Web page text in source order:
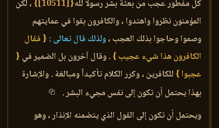
كل مفطور عجب من بعثة بشر رسولا لله{
[10511]
} ، لكن
المؤمنون نظروا واهتدوا ، والكافرون بقوا في عمايتهم
وصموا وحاجوا بذلك العجب ،ولذلك قال تعالى : { فقال
الكافرون هذا شيء عجيب }. وقال آخرون بل الضمير في {
عجبوا } للكافرين ، وكرر الكلام تأكيداً ومبالغة . والإشارة
بهذا يحتمل أن تكون إلى نفس مجيء البشر .
ويحتمل أن تكون إلى القول الذي يتضمنه الإنذار ، وهو